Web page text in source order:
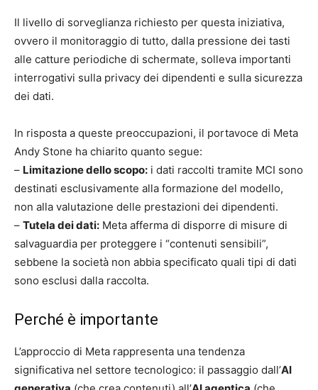
Il livello di sorveglianza richiesto per questa iniziativa,
ovvero il monitoraggio di tutto, dalla pressione dei tasti
alle catture periodiche di schermate, solleva importanti
interrogativi sulla privacy dei dipendenti e sulla sicurezza
dei dati.
In risposta a queste preoccupazioni, il portavoce di Meta
Andy Stone ha chiarito quanto segue:
– Limitazione dello scopo: i dati raccolti tramite MCI sono
destinati esclusivamente alla formazione del modello,
non alla valutazione delle prestazioni dei dipendenti.
– Tutela dei dati: Meta afferma di disporre di misure di
salvaguardia per proteggere i “contenuti sensibili”,
sebbene la società non abbia specificato quali tipi di dati
sono esclusi dalla raccolta.
Perché è importante
L’approccio di Meta rappresenta una tendenza
significativa nel settore tecnologico: il passaggio dall’AI